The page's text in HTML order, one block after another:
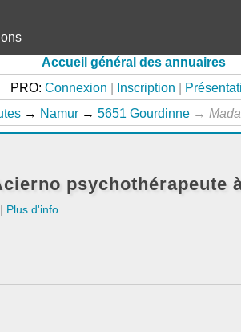
Accueil général des annuaires
PRO: Connexion Inscription
→ Namur → 5651 Gourdinne →
psychothérapeute
| Plus d'info